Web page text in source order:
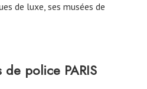
de luxe, ses musées de
de police PARIS